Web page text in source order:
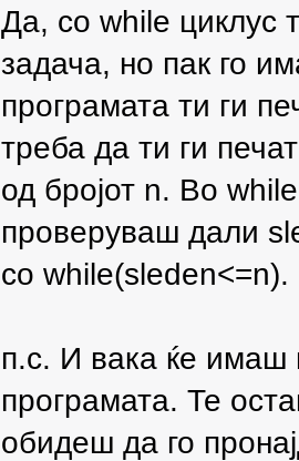
Да, со while циклус
задача, но пак го
програмата ти ги
треба да ти ги
од бројот n. Во
проверуваш дали
со while(sleden<=n).
п.с. И вака ќе имаш
програмата. Те
обидеш да го